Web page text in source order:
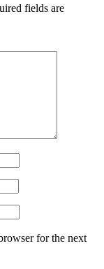
fields are
for the next